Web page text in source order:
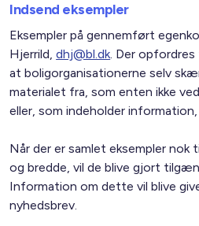
Indsend eksempler
Eksempler på gennemført
Hjerrild,dhj@bl.dk. Der opfordres
at boligorganisationerne selv
materialet fra, som enten ikke
eller, som indeholder
Når der er samlet eksempler nok
og bredde, vil de blive gjort
Information om dette vil blive
nyhedsbrev.